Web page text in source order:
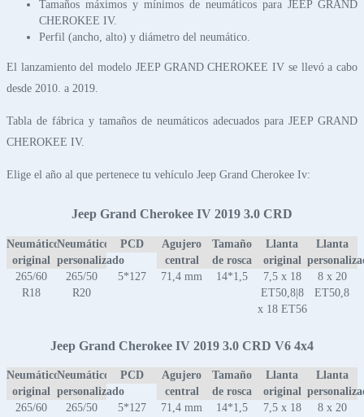
Tamaños máximos y mínimos de neumáticos para JEEP GRAND
CHEROKEE IV.
Perfil (ancho, alto) y diámetro del neumático.
El lanzamiento del modelo JEEP GRAND CHEROKEE IV se llevó a cabo
desde 2010. a 2019.
Tabla de fábrica y tamaños de neumáticos adecuados para JEEP GRAND
CHEROKEE IV.
Elige el año al que pertenece tu vehículo Jeep Grand Cherokee Iv:
Jeep Grand Cherokee IV 2019 3.0 CRD
Neumático
original
Neumático
personalizado
PCD
Agujero
central
Tamaño
de rosca
Llanta
original
Llanta
265/60
R18
265/50
R20
5*127 71,4 mm 14*1,5
7,5 x 18
ET50,8|8
x 18 ET56
8 x 20
ET50,8
Jeep Grand Cherokee IV 2019 3.0 CRD V6 4x4
Neumático
original
Neumático
personalizado
PCD
Agujero
central
Tamaño
de rosca
Llanta
original
Llanta
265/60
265/50
5*127 71,4 mm 14*1,5
7,5 x 18
8 x 20